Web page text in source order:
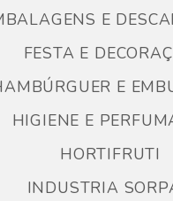
E
FESTA E
E
HIGIENE E
HORTIFRUTI
INDUSTRIA